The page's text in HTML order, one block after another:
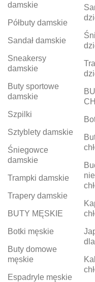
damskie
Półbuty damskie
Sandał damskie
Sneakersy
damskie
Buty sportowe
damskie
Szpilki
Sztyblety damskie
Śniegowce
damskie
Trampki damskie
Trapery damskie
BUTY MĘSKIE
Botki męskie
Buty domowe
męskie
Espadryle męskie